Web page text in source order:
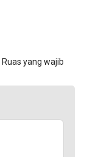
Ruas yang wajib